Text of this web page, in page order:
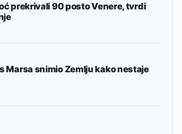
prekrivali 90 posto Venere, tvrdi
Marsa snimio Zemlju kako nestaje